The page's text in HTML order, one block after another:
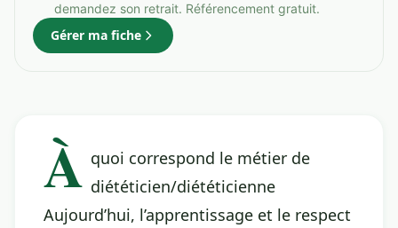
demandez son retrait. Référencement gratuit.
Gérer ma fiche
À quoi correspond le métier de
diététicien/diététicienne
Aujourd’hui, l’apprentissage et le respect